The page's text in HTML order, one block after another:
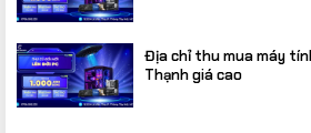
Địa chỉ thu mua máy
Thạnh giá cao